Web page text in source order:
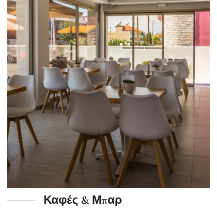
Καφές & Μπαρ